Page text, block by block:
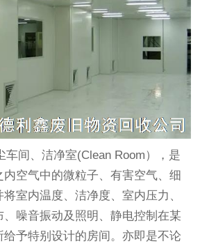
间、洁净室(Clean Room），是
空气中的微粒子、有害空气、细
室内温度、洁净度、室内压力、
噪音振动及照明、静电控制在某
予特别设计的房间。亦即是不论